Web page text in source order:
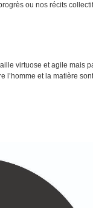
ou nos récits
virtuose et agile mais
l’homme et la matière